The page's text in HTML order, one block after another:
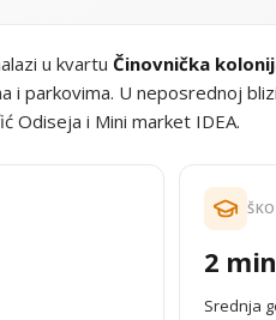
u kvartu Činovnička
i parkovima. U neposrednoj
Odiseja i Mini market IDEA.
2
Srednja